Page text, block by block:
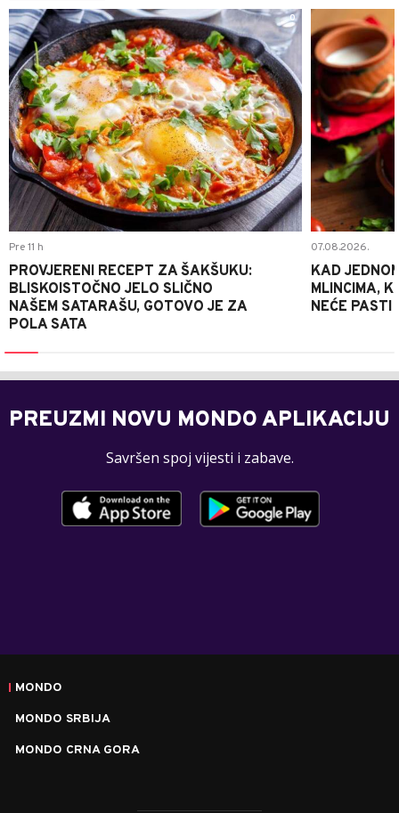
0
Pre 11 h
PROVJERENI RECEPT ZA ŠAKŠUKU:
BLISKOISTOČNO JELO SLIČNO
NAŠEM SATARAŠU, GOTOVO JE ZA
POLA SATA
07.08.2026.
KAD
MLINCIMA,
NEĆE PASTI
PREUZMI NOVU MONDO APLIKACIJU
Savršen spoj vijesti i zabave.
MONDO
MONDO SRBIJA
MONDO CRNA GORA